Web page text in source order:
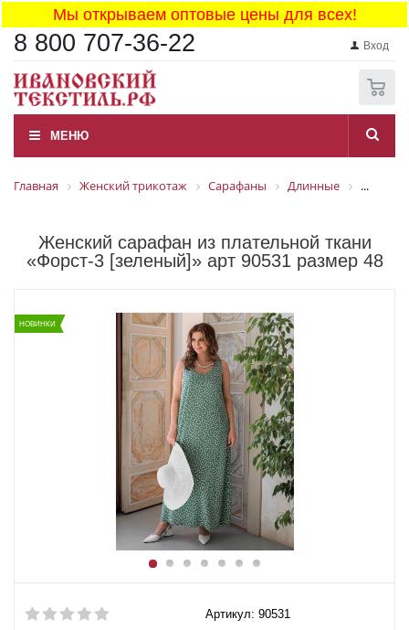
Мы открываем оптовые цены для всех!
8 800 707-36-22 Вход
МЕНЮ
Главная Женский трикотаж Сарафаны Длинные ...
Женский сарафан из плательной ткани
«Форст-3 [зеленый]» арт 90531 размер 48
НОВИНКИ
Артикул: 90531